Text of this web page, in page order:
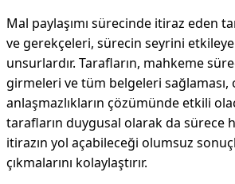
Mal paylaşımı sürecinde itiraz eden
ve gerekçeleri, sürecin seyrini
unsurlardır. Tarafların, mahkeme
girmeleri ve tüm belgeleri sağlaması,
anlaşmazlıkların çözümünde etkili
tarafların duygusal olarak da sürece
itirazın yol açabileceği olumsuz
çıkmalarını kolaylaştırır.